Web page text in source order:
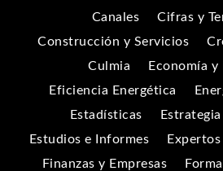
Canales
Cifras y
Construcción y Servicios
Culmia
Economía y
Eficiencia Energética
Estadísticas
Estudios e Informes
Expertos
Finanzas y Empresas